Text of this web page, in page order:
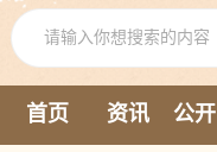
首页 资讯 公开